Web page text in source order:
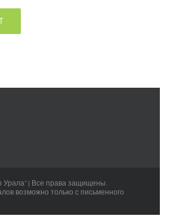
Урала" | Все права защищены.
возможно только с письменного